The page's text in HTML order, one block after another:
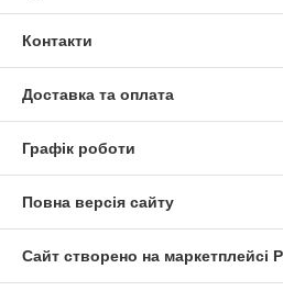
Контакти
Доставка та оплата
Графік роботи
Повна версія сайту
Сайт створено на маркетплейсі